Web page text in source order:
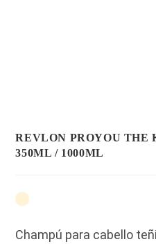
REVLON PROYOU THE
350ML / 1000ML
Champú para cabello